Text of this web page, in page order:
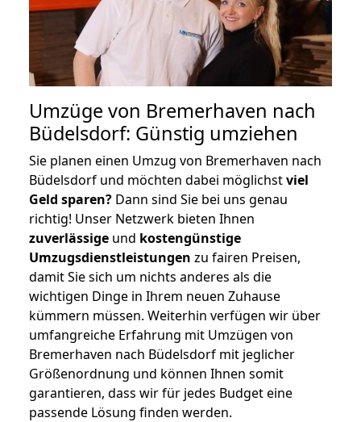
Umzüge von Bremerhaven nach
Büdelsdorf: Günstig umziehen
Sie planen einen Umzug von Bremerhaven nach
Büdelsdorf und möchten dabei möglichstviel
Geld sparen? Dann sind Sie bei uns genau
richtig! Unser Netzwerk bieten Ihnen
zuverlässige und kostengünstige
Umzugsdienstleistungen zu fairen Preisen,
damit Sie sich um nichts anderes als die
wichtigen Dinge in Ihrem neuen Zuhause
kümmern müssen. Weiterhin verfügen wir über
umfangreiche Erfahrung mit Umzügen von
Bremerhaven nach Büdelsdorf mit jeglicher
Größenordnung und können Ihnen somit
garantieren, dass wir für jedes Budget eine
passende Lösung finden werden.